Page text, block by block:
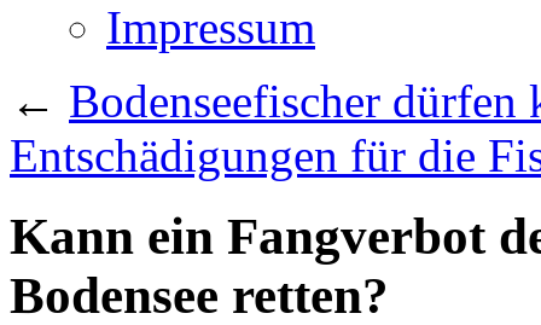
Impressum
← Bodenseefischer dürfen
Entschädigungen für die
Kann ein Fangverbot
Bodensee retten?